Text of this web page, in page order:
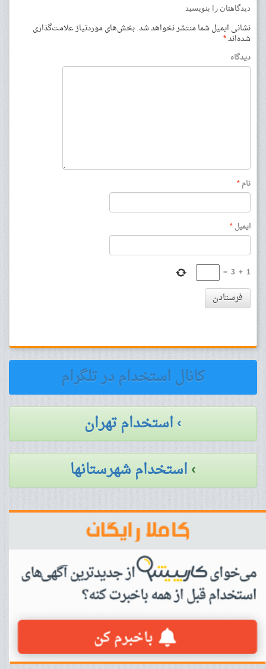
دیدگاهتان را بنویسید
نشانی ایمیل شما منتشر نخواهد شد.بخش‌های موردنیاز علامت‌گذاری
شده‌اند*
دیدگاه
نام*
ایمیل*
1
+
3
=
فرستادن
کانال استخدام در تلگرام
› استخدام تهران
›استخدام شهرستانها